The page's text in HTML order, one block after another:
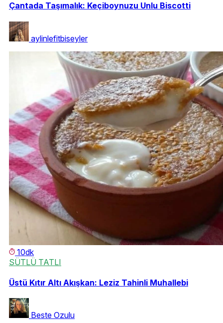
Çantada Taşımalık: Keçiboynuzu Unlu Biscotti
aylinlefitbiseyler
10dk
SÜTLÜ TATLI
Üstü Kıtır Altı Akışkan: Leziz Tahinli Muhallebi
Beste Ozulu